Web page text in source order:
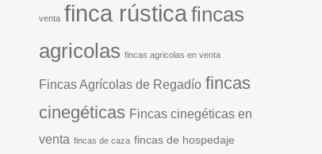
venta finca rústicafincas
agricolas fincas agricolas en venta
Fincas Agrícolas de Regadío fincas
cinegéticas Fincas cinegéticas en
venta fincas de caza fincas de hospedaje